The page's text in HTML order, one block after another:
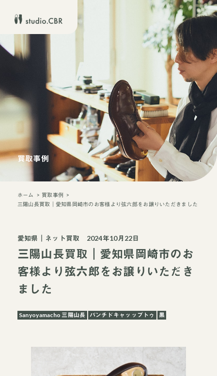
買取事例
ホーム
買取事例
三陽山長買取｜愛知県岡崎市のお客様より弦六郎をお譲りいただきました
愛知県 ネット買取 2024年10月22日
三陽山長買取｜愛知県岡崎市のお
客様より弦六郎をお譲りいただき
ました
Sanyoyamacho 三陽山長 パンチドキャッップトゥ 黒